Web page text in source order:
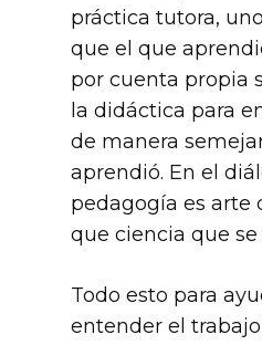
práctica tutora,
que el que
por cuenta propia
la didáctica para
de manera
aprendió. En el
pedagogía es arte
que ciencia que se
Todo esto para
entender el